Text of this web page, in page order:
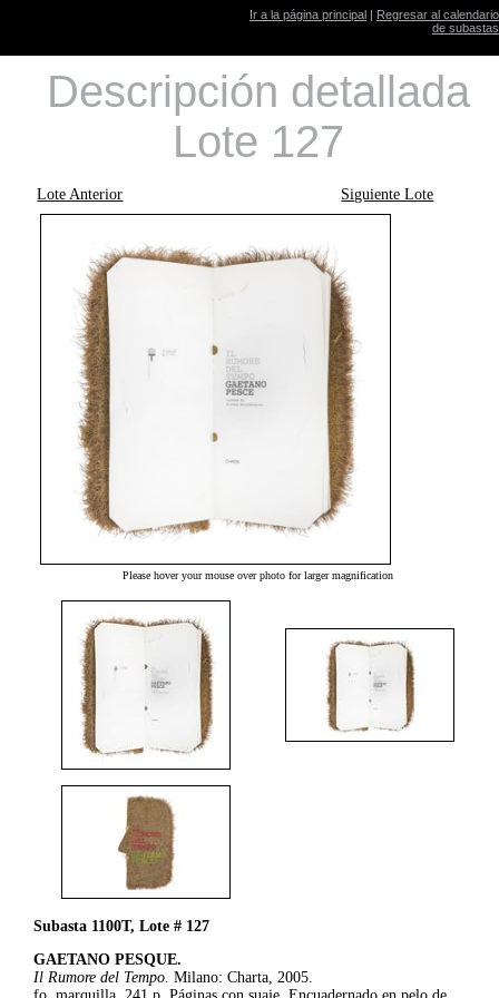
Ir a la página principal | Regresar al calendario
de subastas
Descripción detallada
Lote 127
Lote Anterior Siguiente Lote
Please hover your mouse over photo for larger magnification
Subasta 1100T, Lote # 127
GAETANO PESQUE.
Il Rumore del Tempo. Milano: Charta, 2005.